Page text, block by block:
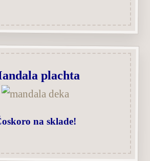
plachta
na sklade!